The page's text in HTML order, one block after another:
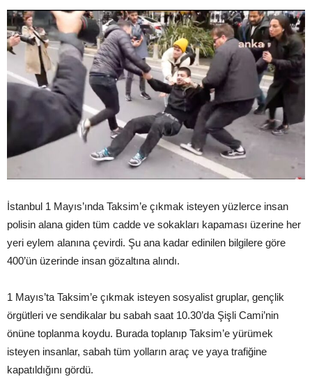
İstanbul 1 Mayıs’ında Taksim’e çıkmak isteyen yüzlerce insan
polisin alana giden tüm cadde ve sokakları kapaması üzerine her
yeri eylem alanına çevirdi. Şu ana kadar edinilen bilgilere göre
400’ün üzerinde insan gözaltına alındı.
1 Mayıs’ta Taksim’e çıkmak isteyen sosyalist gruplar, gençlik
örgütleri ve sendikalar bu sabah saat 10.30’da Şişli Cami’nin
önüne toplanma koydu. Burada toplanıp Taksim’e yürümek
isteyen insanlar, sabah tüm yolların araç ve yaya trafiğine
kapatıldığını gördü.